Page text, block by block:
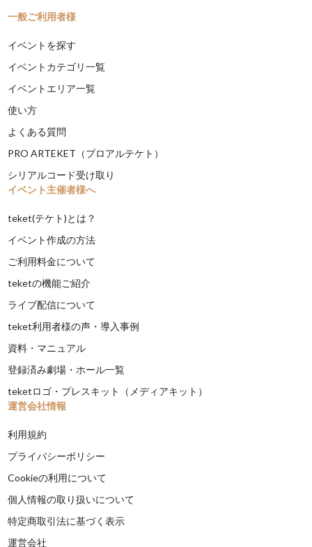
一般ご利用者様
イベントを探す
イベントカテゴリ一覧
イベントエリア一覧
使い方
よくある質問
PRO ARTEKET（プロアルテケト）
シリアルコード受け取り
イベント主催者様へ
teket(テケト)とは？
イベント作成の方法
ご利用料金について
teketの機能ご紹介
ライブ配信について
teket利用者様の声・導入事例
資料・マニュアル
登録済み劇場・ホール一覧
teketロゴ・プレスキット（メディアキット）
運営会社情報
利用規約
プライバシーポリシー
Cookieの利用について
個人情報の取り扱いについて
特定商取引法に基づく表示
運営会社